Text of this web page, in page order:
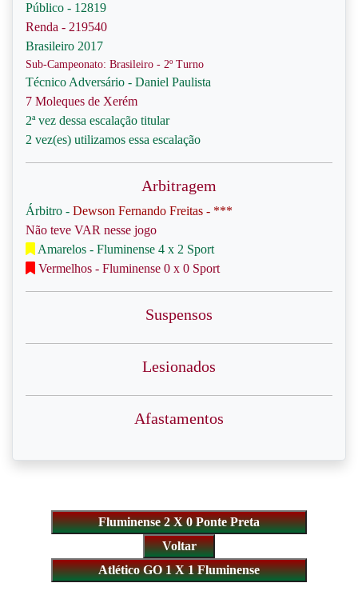
Público - 12819
Renda - 219540
Brasileiro 2017
Sub-Campeonato: Brasileiro - 2º Turno
Técnico Adversário - Daniel Paulista
7 Moleques de Xerém
2ª vez dessa escalação titular
2 vez(es) utilizamos essa escalação
Arbitragem
Árbitro - Dewson Fernando Freitas - ***
Não teve VAR nesse jogo
Amarelos - Fluminense 4 x 2 Sport
Vermelhos - Fluminense 0 x 0 Sport
Suspensos
Lesionados
Afastamentos